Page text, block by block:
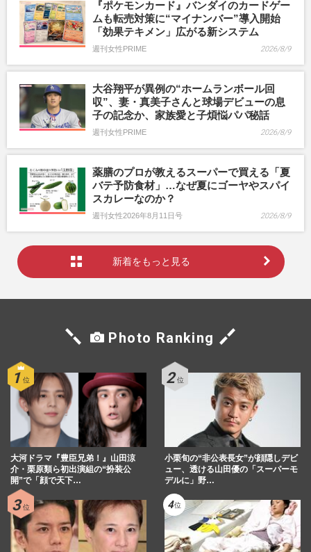
『ポケモンカード』バンダイのカードゲー
ムも転売対策に“マイナンバー”導入開始
「効果テキメン」広がる新システム
週刊女性PRIME 2026/8/9
大谷翔平が異例の“ホームランボール回
収”、妻・真美子さんと球場デビューの息
子の記念か、家族愛と子煩悩パパ秘話
週刊女性PRIME 2026/8/9
薬膳のプロが教えるスーパーで買える「夏
バテ予防食材」…なぜ夏にゴーヤやスパイ
スカレーなのか？
週刊女性2026年8月11日号 2026/8/9
新着をもっと見る
Photo Ranking
大河ドラマ『豊臣兄弟！』山田涼
介・栗原類ら初出演組の“扮装公
開”で「顔で天下…
小栗旬の“非公表長女”が顔隠しデビ
ュー、透ける山田優の「スーパーモ
デルに」野…